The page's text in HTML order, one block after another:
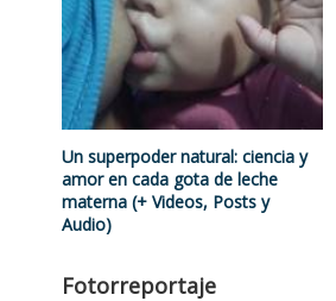
Un superpoder natural: ciencia y
amor en cada gota de leche
materna (+ Videos, Posts y
Audio)
Fotorreportaje